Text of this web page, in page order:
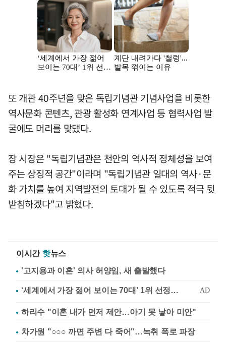
또 개관 40주년을 맞은 독립기념관 기념사업을 비롯한
역사문화 콘텐츠, 관광 활성화 연계사업 등 협력사업 발
굴에도 머리를 맞댔다.
장 시장은 "독립기념관은 천안의 역사적 정체성을 보여
주는 상징적 공간"이라며 "독립기념관 일대의 역사·문
화 가치를 높여 지역발전의 토대가 될 수 있도록 적극 뒷
받침하겠다"고 밝혔다.
이시간 핫뉴스
'고지용과 이혼' 의사 허양임, 새 출발했다
하리수 "이혼 내가 먼저 제안…아기 못 낳아 미안"
차가원 "○○○ 까면 주변 다 죽어"…녹취 폭로 파장